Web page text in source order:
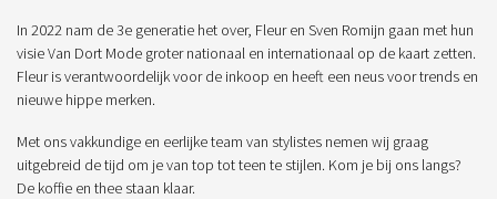
In 2022 nam de 3e generatie het over, Fleur en Sven Romijn gaan met hun
visie Van Dort Mode groter nationaal en internationaal op de kaart zetten.
Fleur is verantwoordelijk voor de inkoop en heeft een neus voor trends en
nieuwe hippe merken.
Met ons vakkundige en eerlijke team van stylistes nemen wij graag
uitgebreid de tijd om je van top tot teen te stijlen. Kom je bij ons langs?
De koffie en thee staan klaar.